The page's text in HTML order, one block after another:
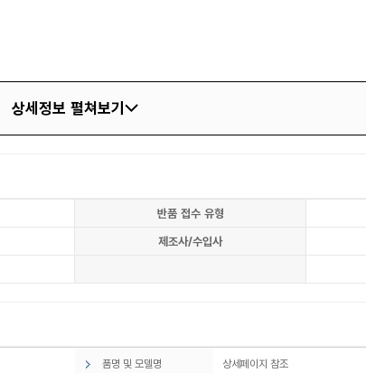
상세정보 펼쳐보기
반품 접수 유형
제조사/수입사
품명 및 모델명 상세페이지 참조